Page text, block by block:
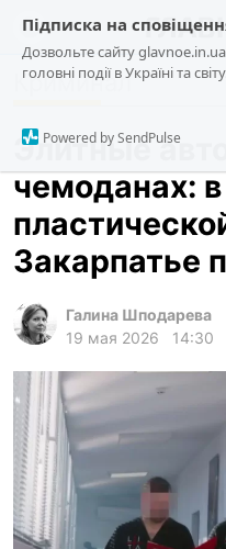
Підписка на
Дозвольте сайту
головні події в Україні та
Powered by SendPulse
новости
о проекте
ua ru en
Криминал
Элитные
чемоданах:
Закарпатье
Галина Шподарева
19 мая 2026
14:30